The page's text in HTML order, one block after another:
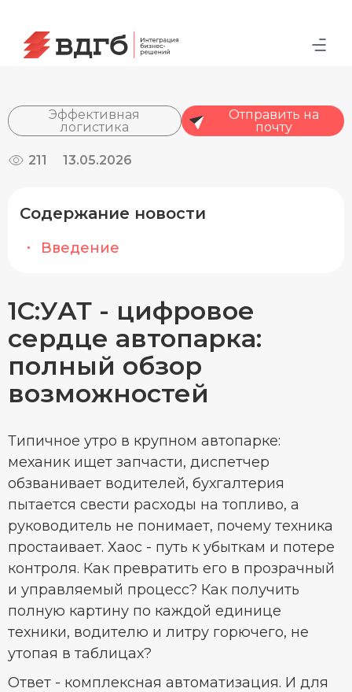
Содержание новости
Введение
Эффективная
логистика
Отправить на
почту
211 13.05.2026
1С:УАТ - цифровое
сердце автопарка:
полный обзор
возможностей
Типичное утро в крупном автопарке:
механик ищет запчасти, диспетчер
обзванивает водителей, бухгалтерия
пытается свести расходы на топливо, а
руководитель не понимает, почему техника
простаивает. Хаос - путь к убыткам и потере
контроля. Как превратить его в прозрачный
и управляемый процесс? Как получить
полную картину по каждой единице
техники, водителю и литру горючего, не
утопая в таблицах?
Ответ - комплексная автоматизация. И для